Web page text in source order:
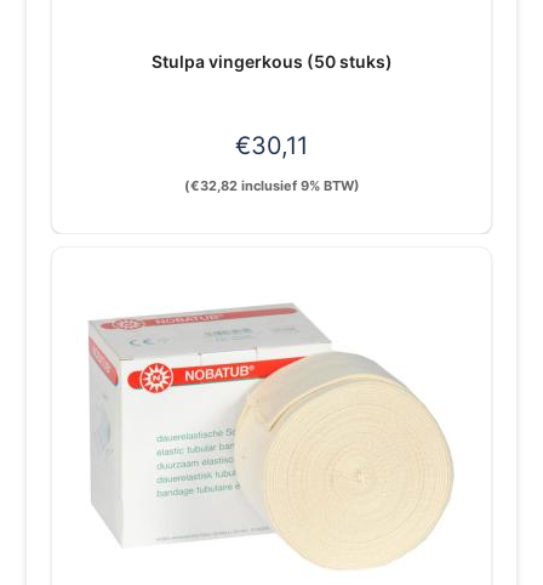
Stulpa vingerkous (50 stuks)
€30,11
(€32,82inclusief 9% BTW)